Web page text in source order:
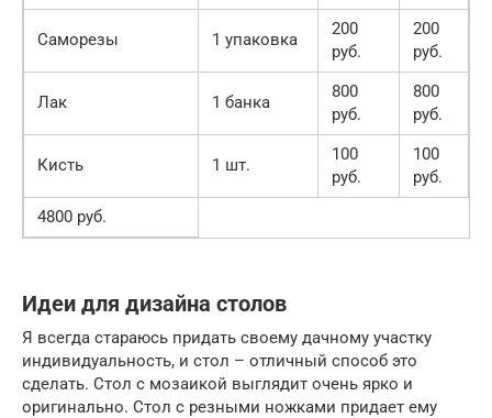
Саморезы 1 упаковка
200
руб.
200
руб.
Лак 1 банка
800
руб.
800
руб.
Кисть 1 шт.
100
руб.
100
руб.
4800 руб.
Идеи для дизайна столов
Я всегда стараюсь придать своему дачному участку
индивидуальность, и стол – отличный способ это
сделать. Стол с мозаикой выглядит очень ярко и
оригинально. Стол с резными ножками придает ему